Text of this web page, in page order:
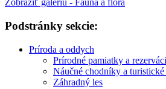
Zobraziť galériu - Fauna a flóra
Podstránky sekcie:
Príroda a oddych
Prírodné pamiatky a
Náučné chodníky a
Záhradný les